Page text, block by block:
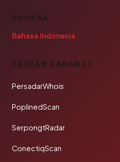
BAHASA
Bahasa Indonesia
TAUTAN SAHABAT
PersadarWhois
PoplinedScan
SerpongtRadar
ConectiqScan